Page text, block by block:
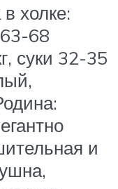
холке:
68
суки 32-35
и